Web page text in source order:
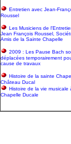
Entretien avec Jean-
Roussel
Les Musiciens de
Jean François Roussel,
Amis de la Sainte Chapelle
2009 : Les Pause Bach
déplacées temporairement
cause de travaux
Histoire de la sainte
Château Ducal
Histoire de la vie musicale
Chapelle Ducale